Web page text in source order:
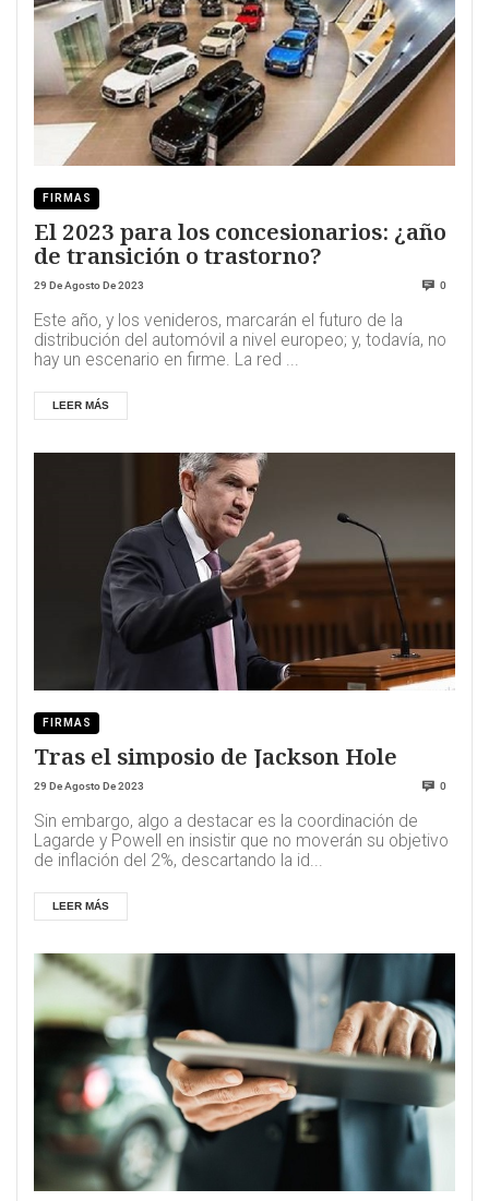
FIRMAS
El 2023 para los concesionarios: ¿año
de transición o trastorno?
29 De Agosto De 2023 0
Este año, y los venideros, marcarán el futuro de la
distribución del automóvil a nivel europeo; y, todavía, no
hay un escenario en firme. La red ...
LEER MÁS
FIRMAS
Tras el simposio de Jackson Hole
29 De Agosto De 2023 0
Sin embargo, algo a destacar es la coordinación de
Lagarde y Powell en insistir que no moverán su objetivo
de inflación del 2%, descartando la id...
LEER MÁS